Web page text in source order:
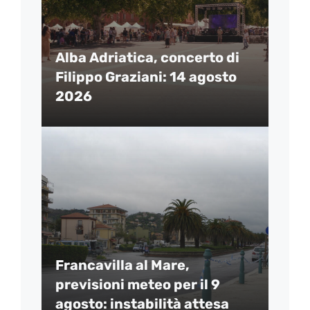
Alba Adriatica, concerto di
Filippo Graziani: 14 agosto
2026
Francavilla al Mare,
previsioni meteo per il 9
agosto: instabilità attesa